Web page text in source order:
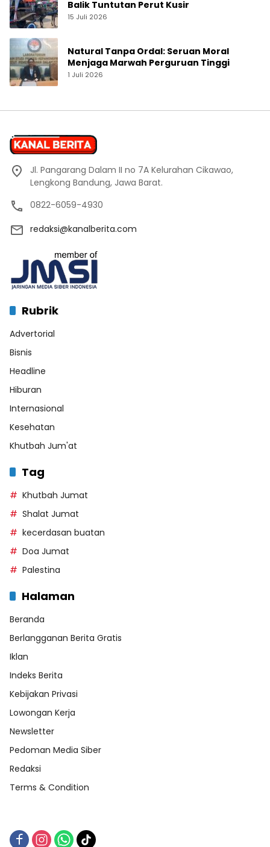
Balik Tuntutan Perut Kusir
15 Juli 2026
Natural Tanpa Ordal: Seruan Moral
Menjaga Marwah Perguruan Tinggi
1 Juli 2026
Jl. Pangarang Dalam II no 7A Kelurahan Cikawao,
Lengkong Bandung, Jawa Barat.
0822-6059-4930
redaksi@kanalberita.com
Rubrik
Advertorial
Bisnis
Headline
Hiburan
Internasional
Kesehatan
Khutbah Jum'at
Tag
Khutbah Jumat
Shalat Jumat
kecerdasan buatan
Doa Jumat
Palestina
Halaman
Beranda
Berlangganan Berita Gratis
Iklan
Indeks Berita
Kebijakan Privasi
Lowongan Kerja
Newsletter
Pedoman Media Siber
Redaksi
Terms & Condition